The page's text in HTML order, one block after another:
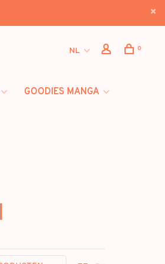
NL 0
GOODIES MANGA